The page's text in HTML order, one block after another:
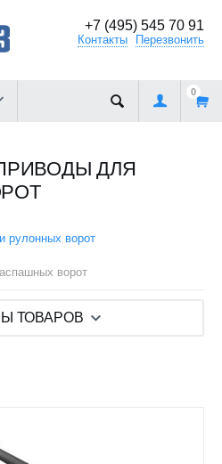
+7 (495) 545 70 91
Контакты Перезвонить
0
ДЛЯ
рулонных ворот
ворот
ТОВАРОВ